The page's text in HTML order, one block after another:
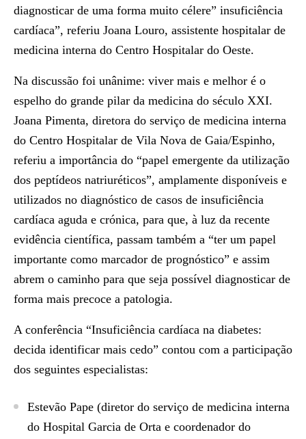
diagnosticar de uma forma muito célere” insuficiência
cardíaca”, referiu Joana Louro, assistente hospitalar de
medicina interna do Centro Hospitalar do Oeste.
Na discussão foi unânime: viver mais e melhor é o
espelho do grande pilar da medicina do século XXI.
Joana Pimenta, diretora do serviço de medicina interna
do Centro Hospitalar de Vila Nova de Gaia/Espinho,
referiu a importância do “papel emergente da utilização
dos peptídeos natriuréticos”, amplamente disponíveis e
utilizados no diagnóstico de casos de insuficiência
cardíaca aguda e crónica, para que, à luz da recente
evidência científica, passam também a “ter um papel
importante como marcador de prognóstico” e assim
abrem o caminho para que seja possível diagnosticar de
forma mais precoce a patologia.
A conferência “Insuficiência cardíaca na diabetes:
decida identificar mais cedo” contou com a participação
dos seguintes especialistas:
Estevão Pape (diretor do serviço de medicina interna
do Hospital Garcia de Orta e coordenador do